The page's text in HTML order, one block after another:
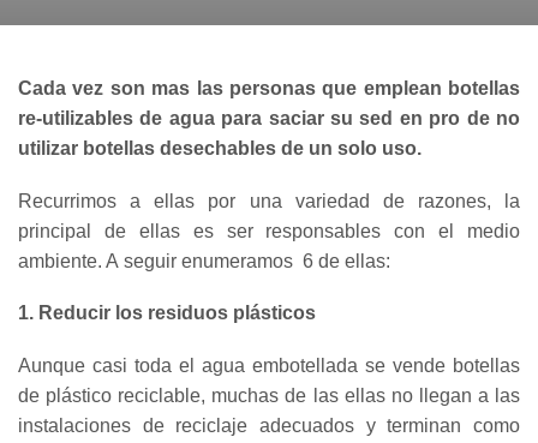
Cada vez son mas las personas que emplean botellas
re-utilizables de agua para saciar su sed en pro de no
utilizar botellas desechables de un solo uso.
Recurrimos a ellas por una variedad de razones, la
principal de ellas es ser responsables con el medio
ambiente. A seguir enumeramos 6 de ellas:
1. Reducir los residuos plásticos
Aunque casi toda el agua embotellada se vende botellas
de plástico reciclable, muchas de las ellas no llegan a las
instalaciones de reciclaje adecuados y terminan como